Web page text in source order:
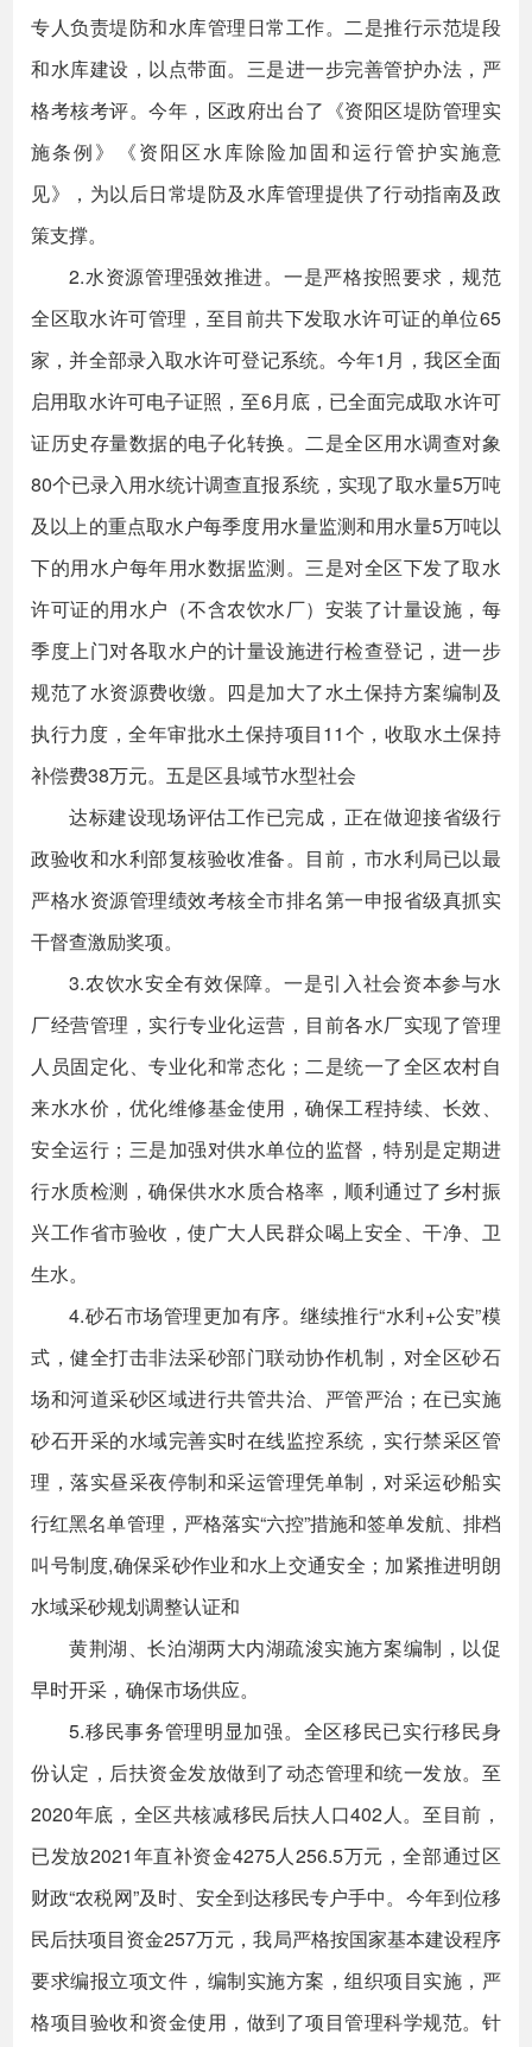
专人负责堤防和水库管理日常工作。二是推行示范堤段
和水库建设，以点带面。三是进一步完善管护办法，严
格考核考评。今年，区政府出台了《资阳区堤防管理实
施条例》《资阳区水库除险加固和运行管护实施意
见》，为以后日常堤防及水库管理提供了行动指南及政
策支撑。
2.水资源管理强效推进。一是严格按照要求，规范
全区取水许可管理，至目前共下发取水许可证的单位65
家，并全部录入取水许可登记系统。今年1月，我区全面
启用取水许可电子证照，至6月底，已全面完成取水许可
证历史存量数据的电子化转换。二是全区用水调查对象
80个已录入用水统计调查直报系统，实现了取水量5万吨
及以上的重点取水户每季度用水量监测和用水量5万吨以
下的用水户每年用水数据监测。三是对全区下发了取水
许可证的用水户（不含农饮水厂）安装了计量设施，每
季度上门对各取水户的计量设施进行检查登记，进一步
规范了水资源费收缴。四是加大了水土保持方案编制及
执行力度，全年审批水土保持项目11个，收取水土保持
补偿费38万元。五是区县域节水型社会
达标建设现场评估工作已完成，正在做迎接省级行
政验收和水利部复核验收准备。目前，市水利局已以最
严格水资源管理绩效考核全市排名第一申报省级真抓实
干督查激励奖项。
3.农饮水安全有效保障。一是引入社会资本参与水
厂经营管理，实行专业化运营，目前各水厂实现了管理
人员固定化、专业化和常态化；二是统一了全区农村自
来水水价，优化维修基金使用，确保工程持续、长效、
安全运行；三是加强对供水单位的监督，特别是定期进
行水质检测，确保供水水质合格率，顺利通过了乡村振
兴工作省市验收，使广大人民群众喝上安全、干净、卫
生水。
4.砂石市场管理更加有序。继续推行“水利+公安”模
式，健全打击非法采砂部门联动协作机制，对全区砂石
场和河道采砂区域进行共管共治、严管严治；在已实施
砂石开采的水域完善实时在线监控系统，实行禁采区管
理，落实昼采夜停制和采运管理凭单制，对采运砂船实
行红黑名单管理，严格落实“六控”措施和签单发航、排档
叫号制度,确保采砂作业和水上交通安全；加紧推进明朗
水域采砂规划调整认证和
黄荆湖、长泊湖两大内湖疏浚实施方案编制，以促
早时开采，确保市场供应。
5.移民事务管理明显加强。全区移民已实行移民身
份认定，后扶资金发放做到了动态管理和统一发放。至
2020年底，全区共核减移民后扶人口402人。至目前，
已发放2021年直补资金4275人256.5万元，全部通过区
财政“农税网”及时、安全到达移民专户手中。今年到位移
民后扶项目资金257万元，我局严格按国家基本建设程序
要求编报立项文件，编制实施方案，组织项目实施，严
格项目验收和资金使用，做到了项目管理科学规范。针